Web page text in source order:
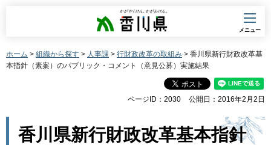
香川県
メニュー
ホーム > 組織から探す > 人事課 > 行財政改革の取組み > 香川県新行財政改革基
本指針（素案）のパブリック・コメント（意見公募）実施結果
ページID：2030 公開日：2016年2月2日
香川県新行財政改革基本指針